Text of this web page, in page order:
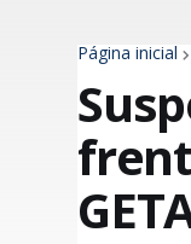
Página inicial